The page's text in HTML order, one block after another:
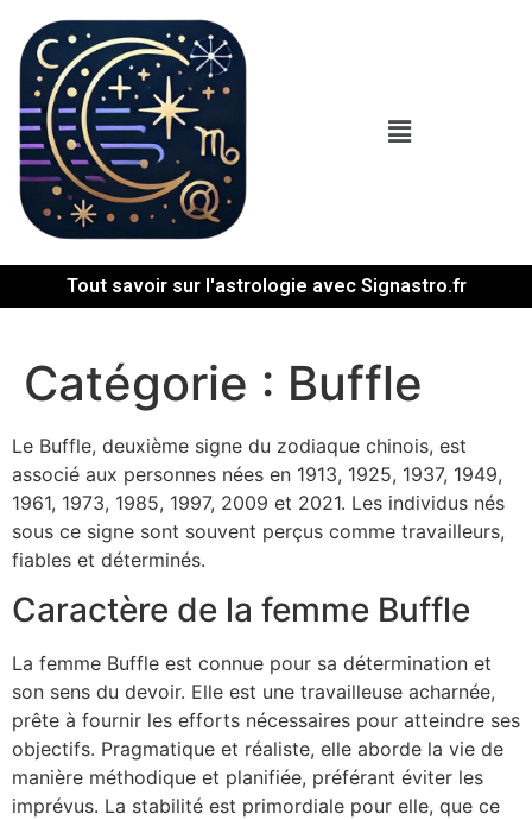
Tout savoir sur l'astrologie avec Signastro.fr
Catégorie : Buffle
Le Buffle, deuxième signe du zodiaque chinois, est
associé aux personnes nées en 1913, 1925, 1937, 1949,
1961, 1973, 1985, 1997, 2009 et 2021. Les individus nés
sous ce signe sont souvent perçus comme travailleurs,
fiables et déterminés.
Caractère de la femme Buffle
La femme Buffle est connue pour sa détermination et
son sens du devoir. Elle est une travailleuse acharnée,
prête à fournir les efforts nécessaires pour atteindre ses
objectifs. Pragmatique et réaliste, elle aborde la vie de
manière méthodique et planifiée, préférant éviter les
imprévus. La stabilité est primordiale pour elle, que ce